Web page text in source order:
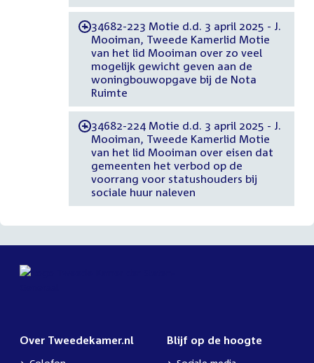
-34682-223 Motie d.d. 3 april 2025 - J.
Mooiman, Tweede Kamerlid Motie
van het lid Mooiman over zo veel
mogelijk gewicht geven aan de
woningbouwopgave bij de Nota
Ruimte
-34682-224 Motie d.d. 3 april 2025 - J.
Mooiman, Tweede Kamerlid Motie
van het lid Mooiman over eisen dat
gemeenten het verbod op de
voorrang voor statushouders bij
sociale huur naleven
Over Tweedekamer.nl Blijf op de hoogte